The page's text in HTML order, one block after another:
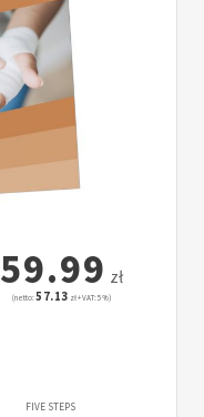
59.99 zł
(netto:57.13 zł + VAT: 5%)
FIVE STEPS